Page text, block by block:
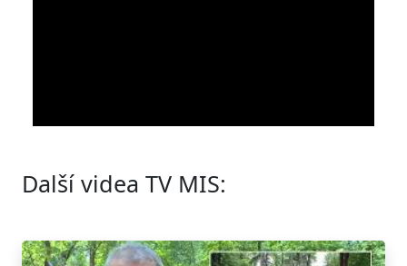
Další videa TV MIS: